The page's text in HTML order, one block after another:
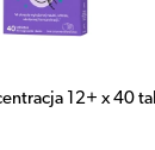
Naturell Brain